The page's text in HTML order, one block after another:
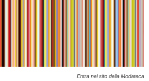
Entra nel sito della Modateca